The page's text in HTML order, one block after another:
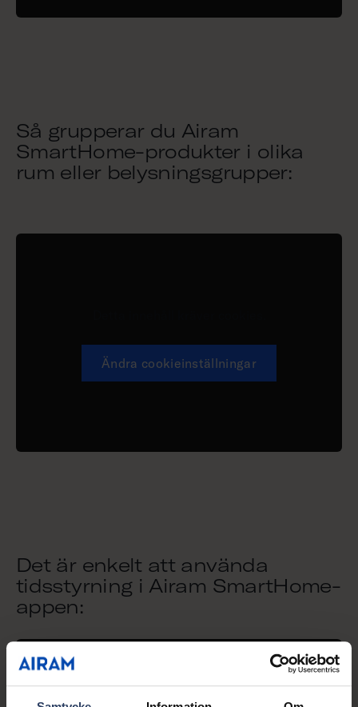
Så grupperar du Airam
SmartHome-produkter i olika
rum eller belysningsgrupper:
Ändra cookieinställningar
Det är enkelt att använda
tidsstyrning i Airam SmartHome-
appen: